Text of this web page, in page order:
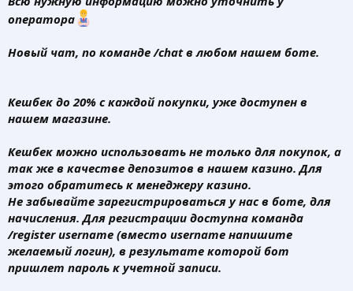
оператора
Новый чат, по команде /chat в любом нашем боте.
Кешбек до 20% с каждой покупки, уже доступен в
нашем магазине.
Кешбек можно использовать не только для покупок, а
так же в качестве депозитов в нашем казино. Для
этого обратитесь к менеджеру казино.
Не забывайте зарегистрироваться у нас в боте, для
начисления. Для регистрации доступна команда
/register username (вместо username напишите
желаемый логин), в результате которой бот
пришлет пароль к учетной записи.